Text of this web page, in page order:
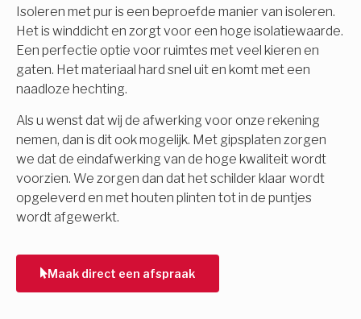
Isoleren met pur is een beproefde manier van isoleren.
Het is winddicht en zorgt voor een hoge isolatiewaarde.
Een perfectie optie voor ruimtes met veel kieren en
gaten. Het materiaal hard snel uit en komt met een
naadloze hechting.
Als u wenst dat wij de afwerking voor onze rekening
nemen, dan is dit ook mogelijk. Met gipsplaten zorgen
we dat de eindafwerking van de hoge kwaliteit wordt
voorzien. We zorgen dan dat het schilder klaar wordt
opgeleverd en met houten plinten tot in de puntjes
wordt afgewerkt.
Maak direct een afspraak